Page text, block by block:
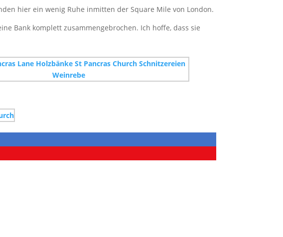
hier ein wenig Ruhe inmitten der Square Mile von London.
Bank komplett zusammengebrochen. Ich hoffe, dass sie